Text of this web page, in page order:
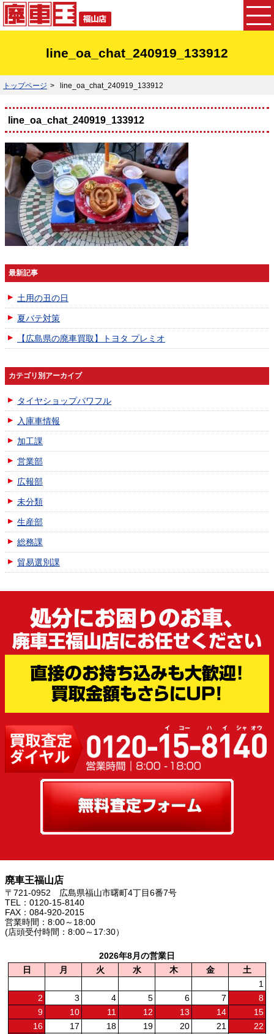
line_oa_chat_240919_133912
トップページ line_oa_chat_240919_133912
line_oa_chat_240919_133912
最新記事
土用の丑の日
夏バテ対策
【広島県の廃車買取】トヨタ プレミオ
カテゴリ別アーカイブ
タイヤショップパワフル
入庫車情報
加工課
営業部
広報部
未分類
生産部
総務課
貿易選別課
廃車王福山店
〒721-0952 広島県福山市曙町4丁目6番7号
TEL：0120-15-8140
FAX：084-920-2015
営業時間：8:00～18:00
(店頭受付時間：8:00～17:30）
2026年8月の営業日
日
月 火 水 木 金
土
1
2
3 4 5 6 7
8
9
10 11 12 13 14
15
16
17 18 19 20 21
22